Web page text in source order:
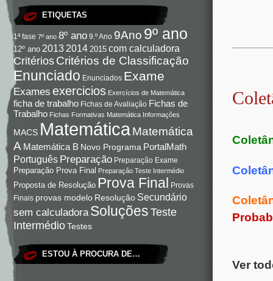
ETIQUETAS
1ª fase 7º ano 8º ano 9.º Ano 9Ano 9º ano
12º ano 2013 2014 2015 com calculadora
Critérios Critérios de Classificação
Enunciado Enunciados Exame
Exames exercicios Exercícios de Matemática
ficha de trabalho Fichas de Avaliação Fichas de
Trabalho Fichas Formativas Matemática Informações
MACS Matemática Matemática
A Matemática B Novo Programa PortalMath
Português Preparação Preparação Exame
Preparação Prova Final Preparação Teste Intermédio
Proposta de Resolução Prova Final Provas
Finais provas modelo Resolução Secundário
sem calculadora Soluções Teste
IntermédioTestes
ESTOU À PROCURA DE…
Ver